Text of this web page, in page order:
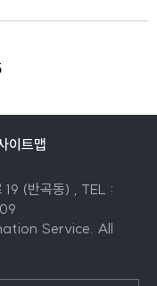
이트맵
19 (반곡동) , TEL :
Service. All